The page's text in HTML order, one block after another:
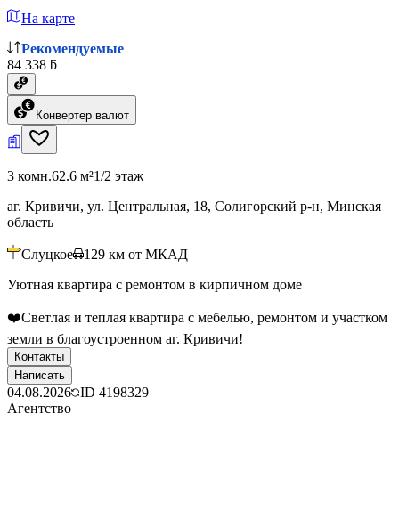
На карте
Рекомендуемые
84 338 ƃ
Конвертер валют
3 комн.62.6 м²1/2 этаж
аг. Кривичи, ул. Центральная, 18, Солигорский р-н, Минская
область
Слуцкое 129 км от МКАД
Уютная квартира с ремонтом в кирпичном доме
❤️Светлая и теплая квартира с мебелью, ремонтом и участком
земли в благоустроенном аг. Кривичи!
Контакты
Написать
04.08.2026 ID 4198329
Агентство